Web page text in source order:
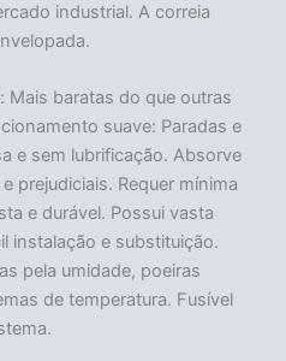
industrial. A correia
Mais baratas do que outras
suave: Paradas e
e sem lubrificação. Absorve
prejudiciais. Requer mínima
e durável. Possui vasta
instalação e substituição.
pela umidade, poeiras
de temperatura. Fusível